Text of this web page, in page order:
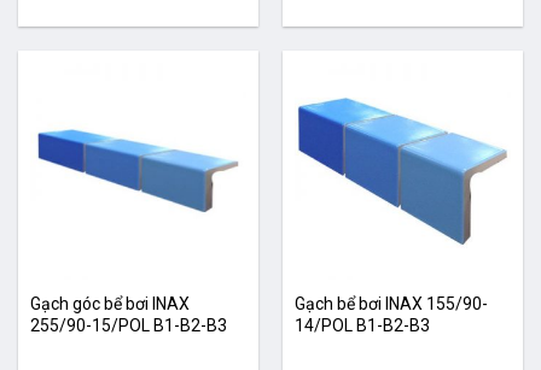
Gạch góc bể bơi INAX
255/90-15/POL B1-B2-B3
Gạch bể bơi INAX 155/90-
14/POL B1-B2-B3